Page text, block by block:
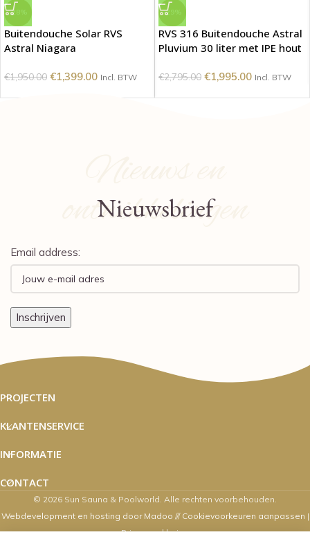
-28%
Buitendouche Solar RVS
Astral Niagara
€1,950.00 €1,399.00 Incl. BTW
-29%
RVS 316 Buitendouche Astral
Pluvium 30 liter met IPE hout
€2,795.00 €1,995.00 Incl. BTW
Nieuws en
ontwikkelingen
Nieuwsbrief
Email address:
PROJECTEN
KLANTENSERVICE
INFORMATIE
CONTACT
© 2026 Sun Sauna & Poolworld. Alle rechten voorbehouden.
Webdevelopment en hosting door Madoo /// Cookievoorkeuren aanpassen |
Privacyverklaring